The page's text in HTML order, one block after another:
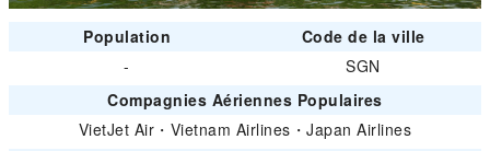
Population
Code de la ville
-
SGN
Compagnies Aériennes Populaires
VietJet Air ・ Vietnam Airlines ・Japan Airlines